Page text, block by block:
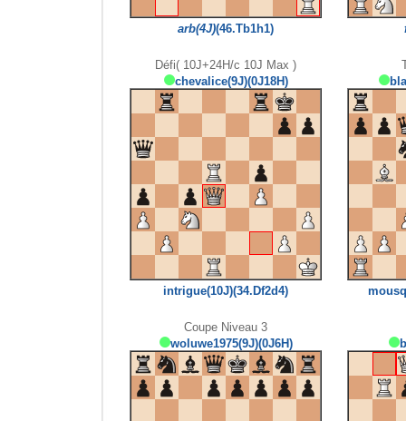
arb(4J)(46.Tb1h1)
Défi( 10J+24H/c 10J Max )
chevalice(9J)(0J18H)
intrigue(10J)(34.Df2d4)
Coupe Niveau 3
woluwe1975(9J)(0J6H)